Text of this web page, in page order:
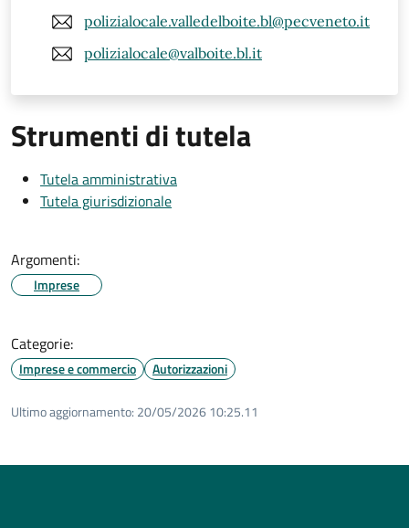
polizialocale.valledelboite.bl@pecveneto.it
polizialocale@valboite.bl.it
Strumenti di tutela
Tutela amministrativa
Tutela giurisdizionale
Argomenti:
Imprese
Categorie:
Imprese e commercio Autorizzazioni
Ultimo aggiornamento: 20/05/2026 10:25.11